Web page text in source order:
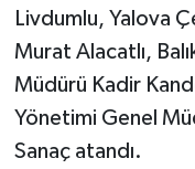
Livdumlu, Yalova
Murat Alacatlı,
Müdürü Kadir
Yönetimi Genel
Sanaç atandı.